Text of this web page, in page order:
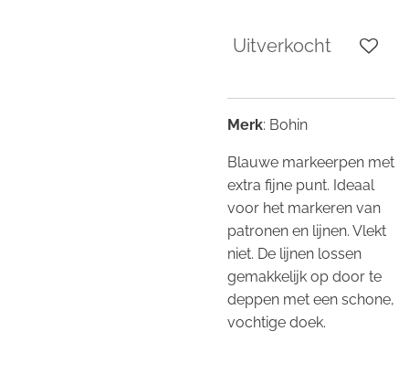
Uitverkocht
Merk: Bohin
Blauwe markeerpen met
extra fijne punt. Ideaal
voor het markeren van
patronen en lijnen. Vlekt
niet. De lijnen lossen
gemakkelijk op door te
deppen met een schone,
vochtige doek.